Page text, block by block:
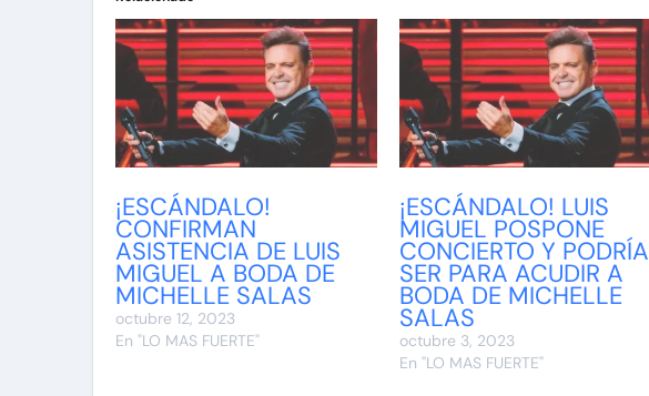
¡ESCÁNDALO!
CONFIRMAN
ASISTENCIA DE LUIS
MIGUEL A BODA DE
MICHELLE SALAS
octubre 12, 2023
En "LO MAS FUERTE"
¡ESCÁNDALO! LUIS
MIGUEL POSPONE
CONCIERTO Y PODRÍA
SER PARA ACUDIR A
BODA DE MICHELLE
SALAS
octubre 3, 2023
En "LO MAS FUERTE"